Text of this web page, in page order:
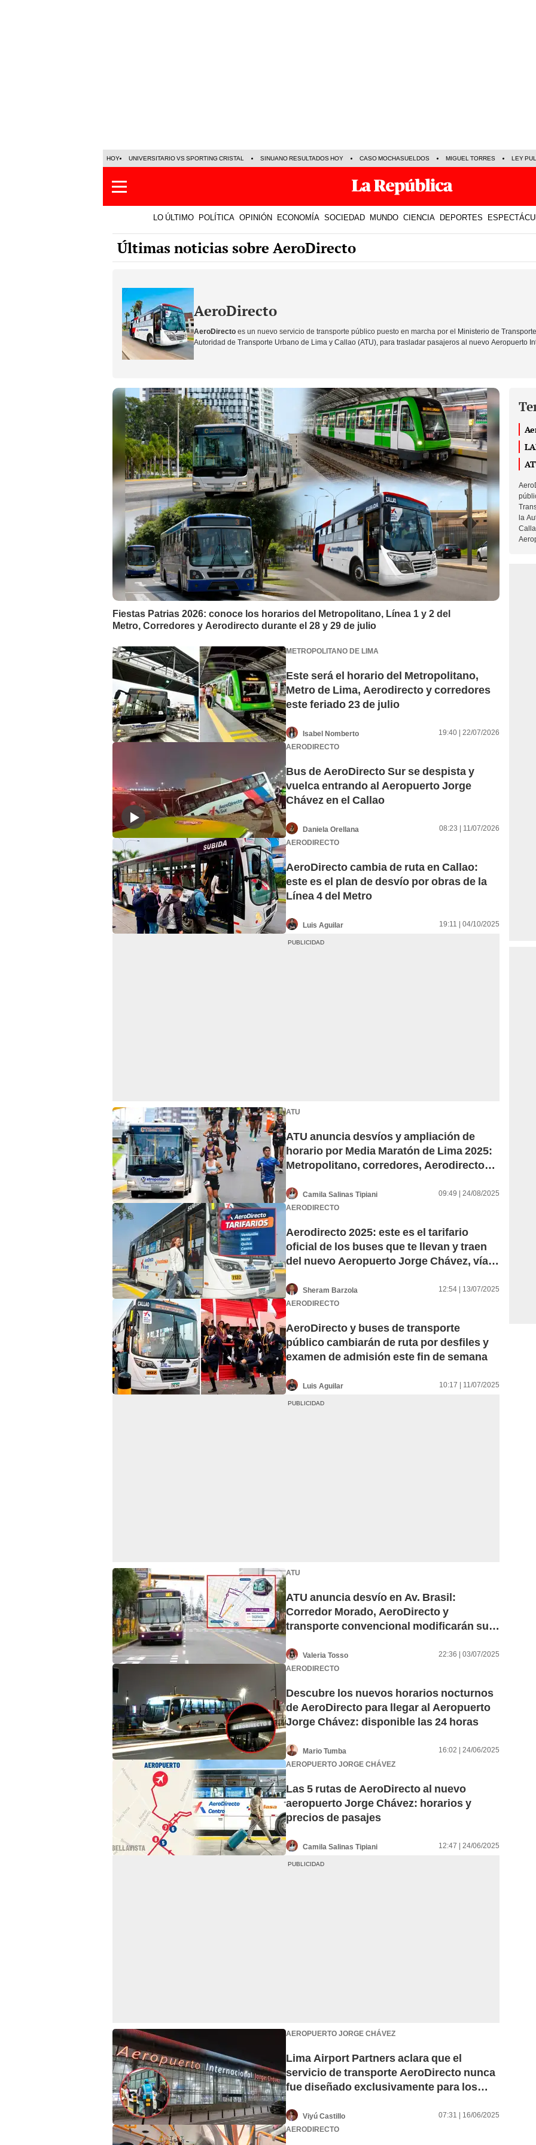
HOY UNIVERSITARIO VS SPORTING CRISTAL SINUANO RESULTADOS HOY CASO MOCHASUELDOS MIGUEL TORRES LEY
LO ÚLTIMO POLÍTICA OPINIÓN ECONOMÍA SOCIEDAD MUNDO CIENCIA DEPORTES
Últimas noticias sobre AeroDirecto
AeroDirecto
AeroDirecto es un nuevo servicio de transporte público puesto en marcha por el Ministerio de
Autoridad de Transporte Urbano de Lima y Callao (ATU), para trasladar pasajeros al nuevo Aeropuerto
Fiestas Patrias 2026: conoce los horarios del Metropolitano, Línea 1 y 2 del
Metro, Corredores y Aerodirecto durante el 28 y 29 de julio
METROPOLITANO DE LIMA
Este será el horario del Metropolitano,
Metro de Lima, Aerodirecto y corredores
este feriado 23 de julio
Isabel Nomberto
19:40 | 22/07/2026
AERODIRECTO
Bus de AeroDirecto Sur se despista y
vuelca entrando al Aeropuerto Jorge
Chávez en el Callao
Daniela Orellana
08:23 | 11/07/2026
AERODIRECTO
AeroDirecto cambia de ruta en Callao:
este es el plan de desvío por obras de la
Línea 4 del Metro
Luis Aguilar 19:11 | 04/10/2025
ATU
ATU anuncia desvíos y ampliación de
horario por Media Maratón de Lima 2025:
Metropolitano, corredores, Aerodirecto
Camila Salinas Tipiani
09:49 | 24/08/2025
AERODIRECTO
Aerodirecto 2025: este es el tarifario
oficial de los buses que te llevan y traen
del nuevo Aeropuerto Jorge Chávez, vía
Sheram Barzola
12:54 | 13/07/2025
AERODIRECTO
AeroDirecto y buses de transporte
público cambiarán de ruta por desfiles y
examen de admisión este fin de semana
Luis Aguilar 10:17 | 11/07/2025
ATU
ATU anuncia desvío en Av. Brasil:
Corredor Morado, AeroDirecto y
transporte convencional modificarán su
Valeria Tosso
22:36 | 03/07/2025
AERODIRECTO
Descubre los nuevos horarios nocturnos
de AeroDirecto para llegar al Aeropuerto
Jorge Chávez: disponible las 24 horas
Mario Tumba
16:02 | 24/06/2025
AEROPUERTO JORGE CHÁVEZ
Las 5 rutas de AeroDirecto al nuevo
aeropuerto Jorge Chávez: horarios y
precios de pasajes
Camila Salinas Tipiani 12:47 | 24/06/2025
AEROPUERTO JORGE CHÁVEZ
Lima Airport Partners aclara que el
servicio de transporte AeroDirecto nunca
fue diseñado exclusivamente para los
Viyú Castillo
07:31 | 16/06/2025
AERODIRECTO
la